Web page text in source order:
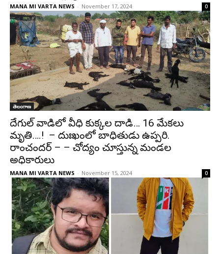
MANA MI VARTA NEWS - November 17, 2024 0
తెలంగాణ
దేగుల్ వాడిలో వీధి కుక్కల దాడి… 16 మేకలు
మృతి….! – దుఃఖంలో బాధితుడు ఉప్పరి.
రాంచందర్ – – చోద్యం చూస్తున్న మండల
అధికారులు
MANA MI VARTA NEWS - November 15, 2024 0